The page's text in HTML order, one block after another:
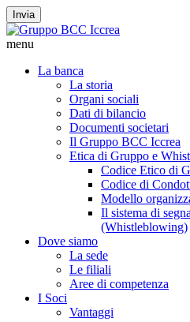
Invia
menu
La banca
La storia
Organi sociali
Dati di bilancio
Documenti societari
Il Gruppo BCC Iccrea
Etica di Gruppo e
Codice Etico di
Codice di
Modello
Il sistema di
(Whistleblowing)
Dove siamo
La sede
Le filiali
Aree di competenza
I Soci
Vantaggi